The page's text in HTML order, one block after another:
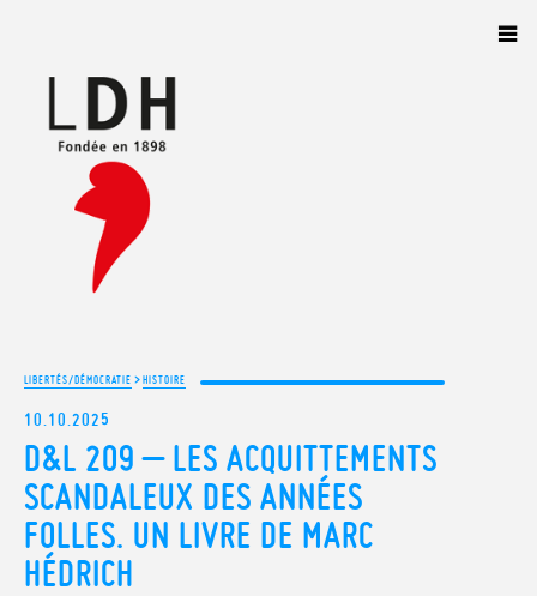
LIBERTÉS/DÉMOCRATIE >HISTOIRE
10.10.2025
D&L 209 – LES ACQUITTEMENTS
SCANDALEUX DES ANNÉES
FOLLES. UN LIVRE DE MARC
HÉDRICH